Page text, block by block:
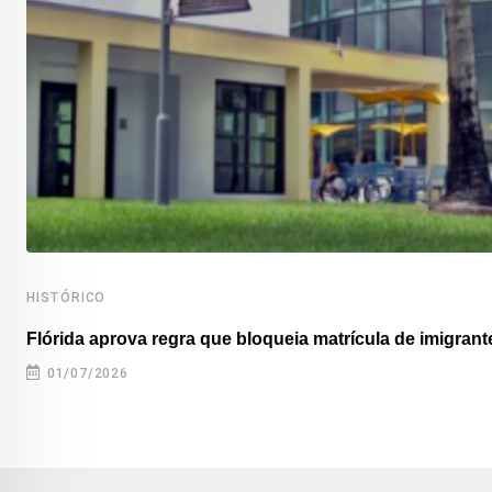
HISTÓRICO
Flórida aprova regra que bloqueia matrícula de
01/07/2026